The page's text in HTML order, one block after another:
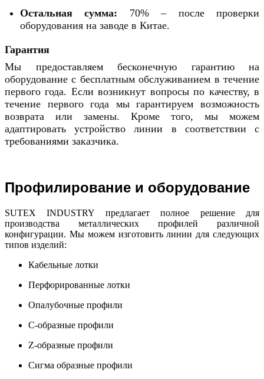
Остальная сумма: 70% – после проверки
оборудования на заводе в Китае.
Гарантия
Мы предоставляем бесконечную гарантию на
оборудование с бесплатным обслуживанием в течение
первого года. Если возникнут вопросы по качеству, в
течение первого года мы гарантируем возможность
возврата или замены. Кроме того, мы можем
адаптировать устройство линии в соответствии с
требованиями заказчика.
Профилирование и оборудование
SUTEX INDUSTRY предлагает полное решение для
производства металлических профилей различной
конфигурации. Мы можем изготовить линии для следующих
типов изделий:
Кабельные лотки
Перфорированные лотки
Опалубочные профили
С-образные профили
Z-образные профили
Сигма образные профили